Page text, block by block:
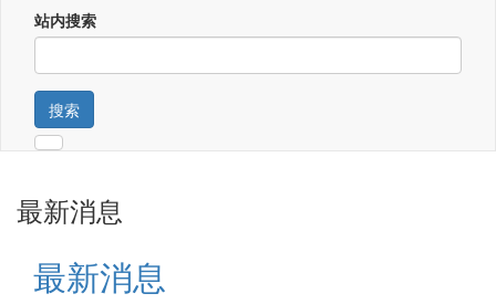
站内搜索
搜索
最新消息
最新消息